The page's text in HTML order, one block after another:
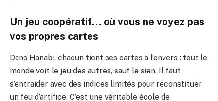
Un jeu coopératif… où vous ne voyez pas
vos propres cartes
Dans Hanabi, chacun tient ses cartes à l’envers : tout le
monde voit le jeu des autres, sauf le sien. Il faut
s’entraider avec des indices limités pour reconstituer
un feu d’artifice. C’est une véritable école de